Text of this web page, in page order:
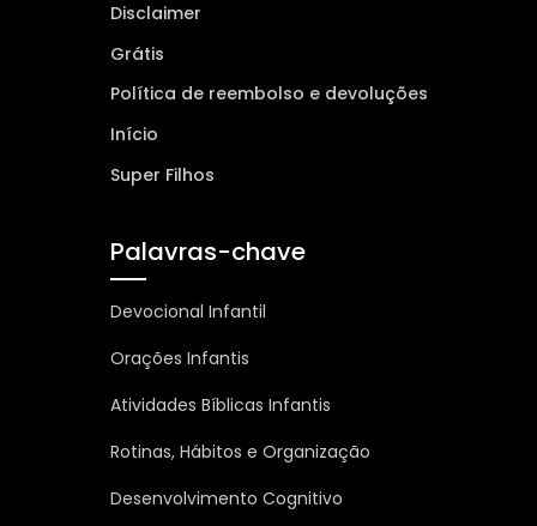
Disclaimer
Grátis
Política de reembolso e devoluções
Início
Super Filhos
Palavras-chave
Devocional Infantil
Orações Infantis
Atividades Bíblicas Infantis
Rotinas, Hábitos e Organização
Desenvolvimento Cognitivo